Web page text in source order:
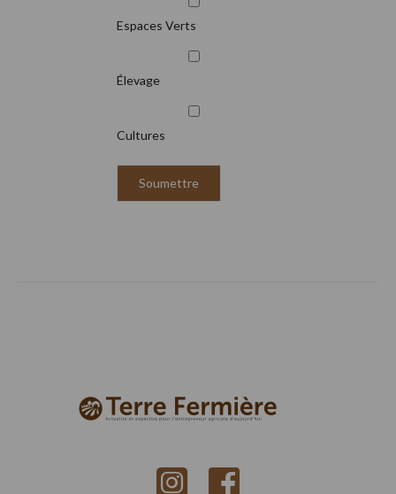
Espaces Verts
Élevage
Cultures